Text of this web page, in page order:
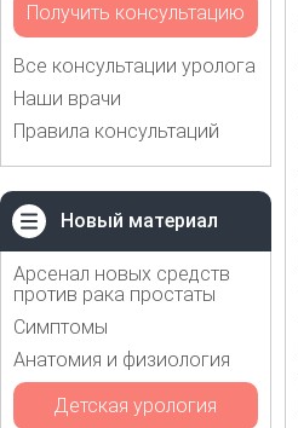
Получить консультацию
Все консультации уролога
Наши врачи
Правила консультаций
Новый материал
Арсенал новых средств
против рака простаты
Симптомы
Анатомия и физиология
Детская урология